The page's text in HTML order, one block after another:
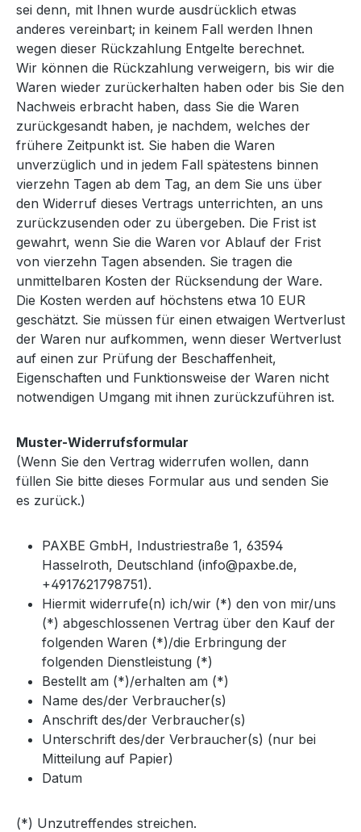
sei denn, mit Ihnen wurde ausdrücklich etwas
anderes vereinbart; in keinem Fall werden Ihnen
wegen dieser Rückzahlung Entgelte berechnet.
Wir können die Rückzahlung verweigern, bis wir die
Waren wieder zurückerhalten haben oder bis Sie den
Nachweis erbracht haben, dass Sie die Waren
zurückgesandt haben, je nachdem, welches der
frühere Zeitpunkt ist. Sie haben die Waren
unverzüglich und in jedem Fall spätestens binnen
vierzehn Tagen ab dem Tag, an dem Sie uns über
den Widerruf dieses Vertrags unterrichten, an uns
zurückzusenden oder zu übergeben. Die Frist ist
gewahrt, wenn Sie die Waren vor Ablauf der Frist
von vierzehn Tagen absenden. Sie tragen die
unmittelbaren Kosten der Rücksendung der Ware.
Die Kosten werden auf höchstens etwa 10 EUR
geschätzt. Sie müssen für einen etwaigen Wertverlust
der Waren nur aufkommen, wenn dieser Wertverlust
auf einen zur Prüfung der Beschaffenheit,
Eigenschaften und Funktionsweise der Waren nicht
notwendigen Umgang mit ihnen zurückzuführen ist.
Muster-Widerrufsformular
(Wenn Sie den Vertrag widerrufen wollen, dann
füllen Sie bitte dieses Formular aus und senden Sie
es zurück.)
PAXBE GmbH, Industriestraße 1, 63594
Hasselroth, Deutschland (info@paxbe.de,
+4917621798751).
Hiermit widerrufe(n) ich/wir (*) den von mir/uns
(*) abgeschlossenen Vertrag über den Kauf der
folgenden Waren (*)/die Erbringung der
folgenden Dienstleistung (*)
Bestellt am (*)/erhalten am (*)
Name des/der Verbraucher(s)
Anschrift des/der Verbraucher(s)
Unterschrift des/der Verbraucher(s) (nur bei
Mitteilung auf Papier)
Datum
(*) Unzutreffendes streichen.